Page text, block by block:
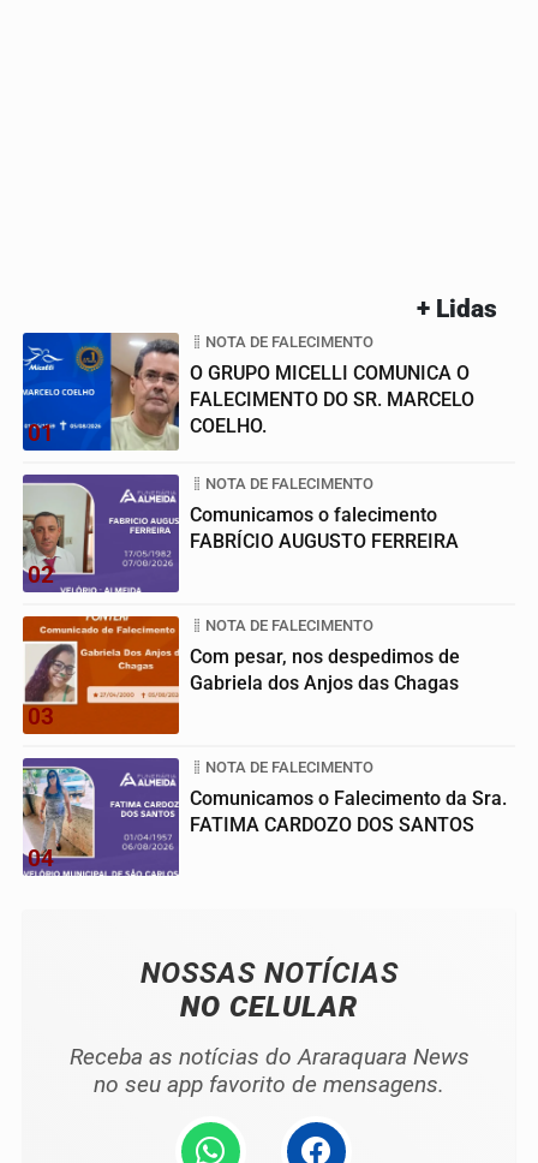
+ Lidas
01
NOTA DE FALECIMENTO
O GRUPO MICELLI COMUNICA O
FALECIMENTO DO SR. MARCELO
COELHO.
02
NOTA DE FALECIMENTO
Comunicamos o falecimento
FABRÍCIO AUGUSTO FERREIRA
03
NOTA DE FALECIMENTO
Com pesar, nos despedimos de
Gabriela dos Anjos das Chagas
04
NOTA DE FALECIMENTO
Comunicamos o Falecimento da Sra.
FATIMA CARDOZO DOS SANTOS
NOSSAS NOTÍCIAS
NO CELULAR
Receba as notícias do Araraquara News
no seu app favorito de mensagens.